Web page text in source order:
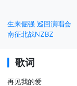
生来倔强 巡回演唱会
南征北战NZBZ
歌词
再见我的爱